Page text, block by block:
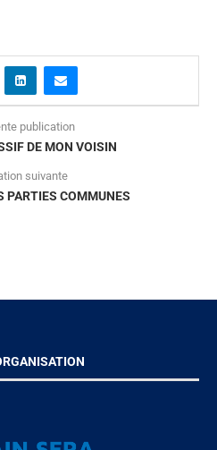
publication
DE MON VOISIN
suivante
PARTIES COMMUNES